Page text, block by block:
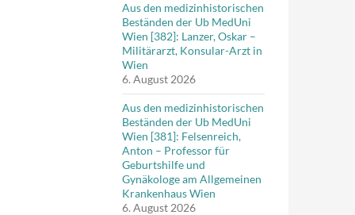
Aus den medizinhistorischen
Beständen der Ub MedUni
Wien [382]: Lanzer, Oskar –
Militärarzt, Konsular-Arzt in
Wien
6. August 2026
Aus den medizinhistorischen
Beständen der Ub MedUni
Wien [381]: Felsenreich,
Anton – Professor für
Geburtshilfe und
Gynäkologe am Allgemeinen
Krankenhaus Wien
6. August 2026